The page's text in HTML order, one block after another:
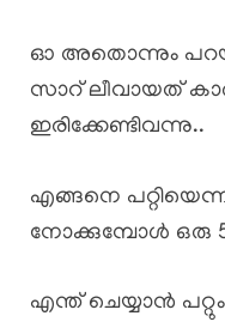
ഓ അതൊന്നും
സാറ് ലീവായത്
ഇരിക്കേണ്ടിവന്നു..
എങ്ങനെ
നോക്കുമ്പോൾ ഒരു
എന്ത് ചെയ്യാൻ